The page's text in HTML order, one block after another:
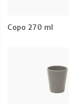
Copo 270 ml